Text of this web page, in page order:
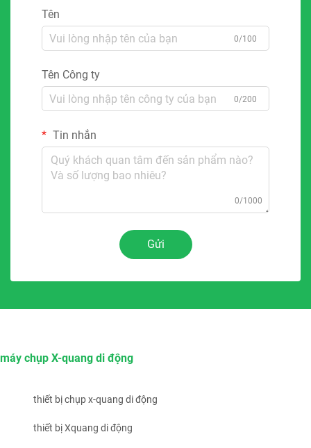
Tên
0/100
Tên Công ty
0/200
Tin nhắn
0/1000
Gửi
máy chụp X-quang di động
thiết bị chụp x-quang di động
thiết bị Xquang di động